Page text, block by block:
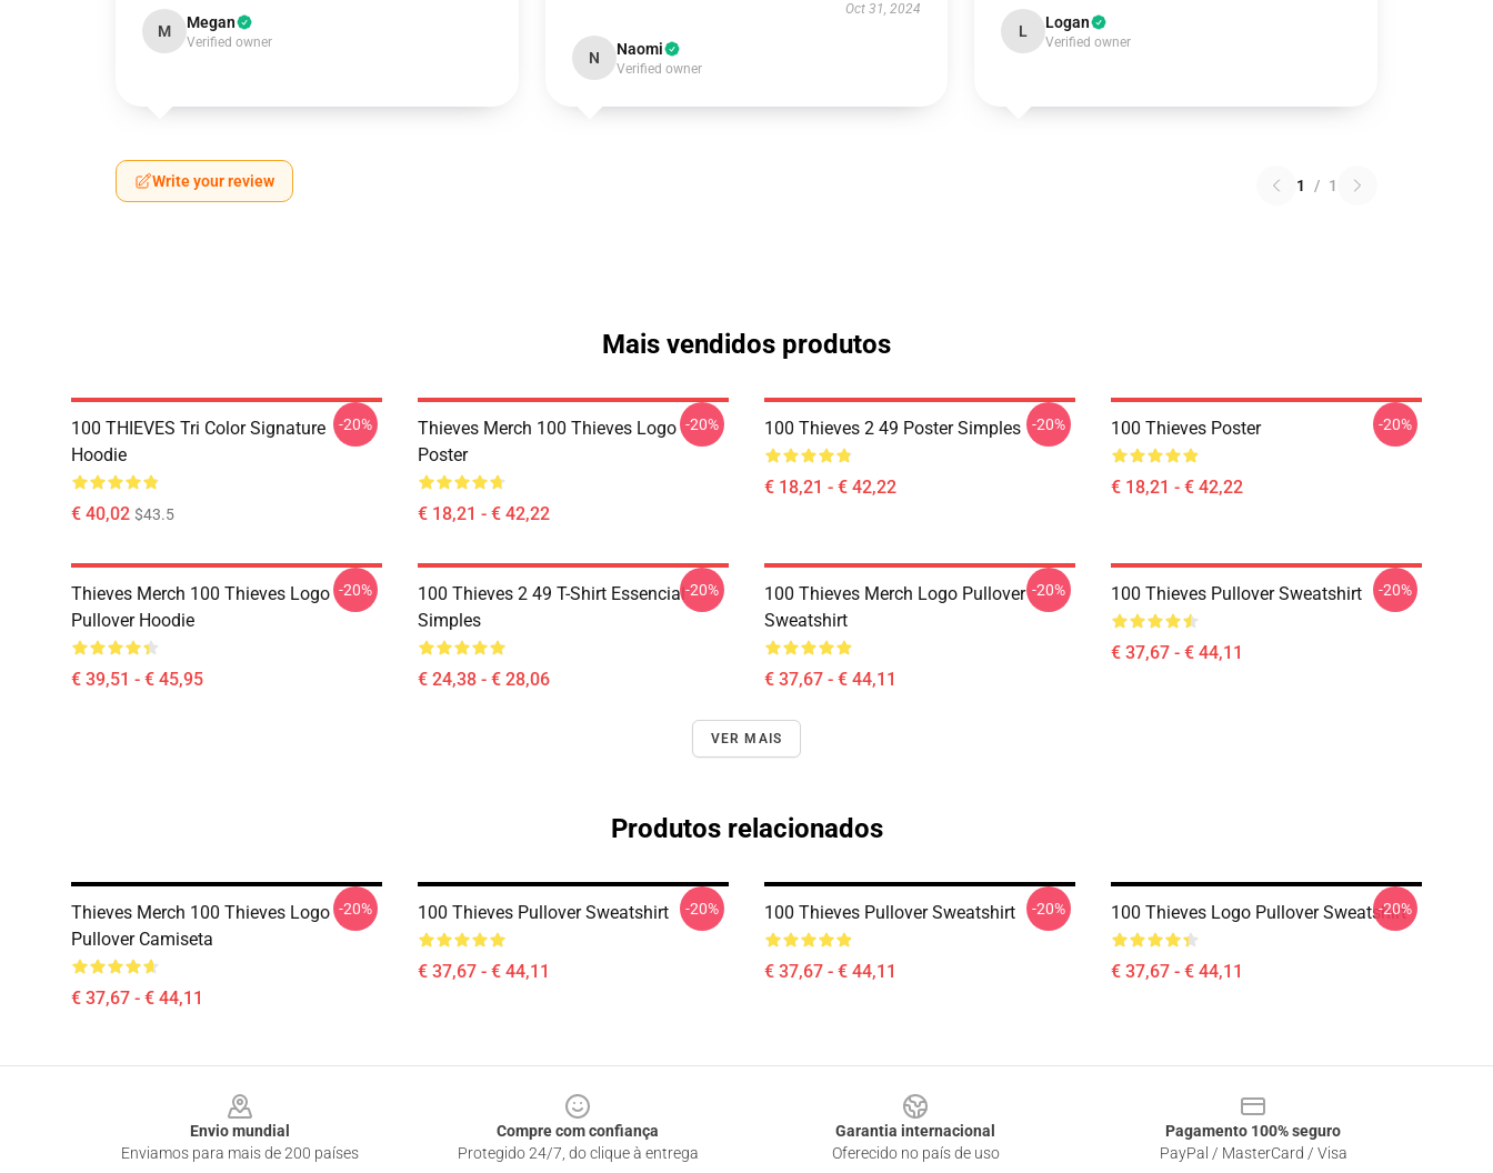
M Megan
Verified owner
Oct 31, 2024
N Naomi
Verified owner
L Logan
Verified owner
Write your review 1 / 1
Mais vendidos produtos
100 THIEVES Tri Color Signature
Hoodie
€ 40,02 $43.5
-20%
Thieves Merch 100 Thieves Logo
Poster
€ 18,21 - € 42,22
-20% 100 Thieves 2 49 Poster Simples
€ 18,21 - € 42,22
-20% 100 Thieves Poster
€ 18,21 - € 42,22
-20%
Thieves Merch 100 Thieves Logo
Pullover Hoodie
€ 39,51 - € 45,95
-20%
100 Thieves 2 49 T-Shirt Essencial
Simples
€ 24,38 - € 28,06
-20%
100 Thieves Merch Logo Pullover
Sweatshirt
€ 37,67 - € 44,11
-20% 100 Thieves Pullover Sweatshirt
€ 37,67 - € 44,11
-20%
VER MAIS
Produtos relacionados
Thieves Merch 100 Thieves Logo
Pullover Camiseta
€ 37,67 - € 44,11
-20% 100 Thieves Pullover Sweatshirt
€ 37,67 - € 44,11
-20% 100 Thieves Pullover Sweatshirt
€ 37,67 - € 44,11
-20% 100 Thieves Logo Pullover Sweatshirt
€ 37,67 - € 44,11
-20%
Envio mundial
Enviamos para mais de 200 países
Compre com confiança
Protegido 24/7, do clique à entrega
Garantia internacional
Oferecido no país de uso
Pagamento 100% seguro
PayPal / MasterCard / Visa